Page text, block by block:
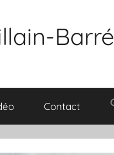
Barré
Contact